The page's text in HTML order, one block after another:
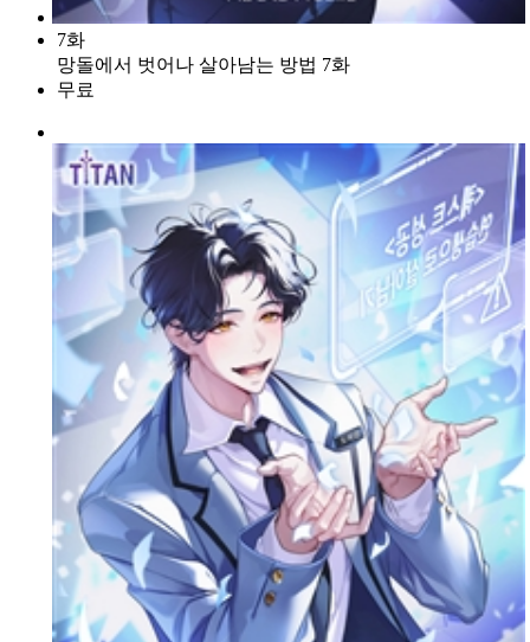
7화
망돌에서 벗어나 살아남는 방법 7화
무료